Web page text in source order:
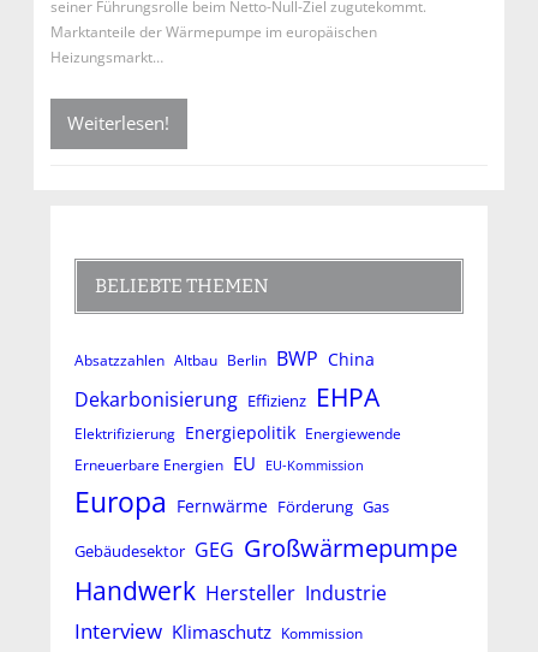
seiner Führungsrolle beim Netto-Null-Ziel zugutekommt.
Marktanteile der Wärmepumpe im europäischen
Heizungsmarkt…
Weiterlesen!
BELIEBTE THEMEN
Absatzzahlen Altbau Berlin BWP China
Dekarbonisierung Effizienz EHPA
Elektrifizierung Energiepolitik Energiewende
Erneuerbare Energien EU EU-Kommission
Europa Fernwärme Förderung Gas
Gebäudesektor GEG Großwärmepumpe
Handwerk Hersteller Industrie
Interview Klimaschutz Kommission